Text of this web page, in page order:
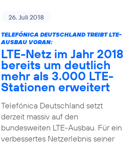
26. Juli 2018
TELEFÓNICA DEUTSCHLAND TREIBT LTE-
AUSBAU VORAN:
LTE-Netz im Jahr 2018
bereits um deutlich
mehr als 3.000 LTE-
Stationen erweitert
Telefónica Deutschland setzt
derzeit massiv auf den
bundesweiten LTE-Ausbau. Für ein
verbessertes Netzerlebnis seiner